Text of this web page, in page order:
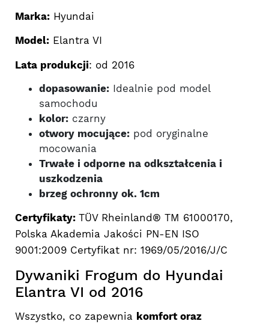
Marka: Hyundai
Model: Elantra VI
Lata produkcji: od 2016
dopasowanie: Idealnie pod model
samochodu
kolor: czarny
otwory mocujące: pod oryginalne
mocowania
Trwałe i odporne na odkształcenia i
uszkodzenia
brzeg ochronny ok. 1cm
Certyfikaty: TÜV Rheinland® TM 61000170,
Polska Akademia Jakości PN-EN ISO
9001:2009 Certyfikat nr: 1969/05/2016/J/C
Dywaniki Frogum do Hyundai
Elantra VI od 2016
Wszystko, co zapewnia komfort oraz